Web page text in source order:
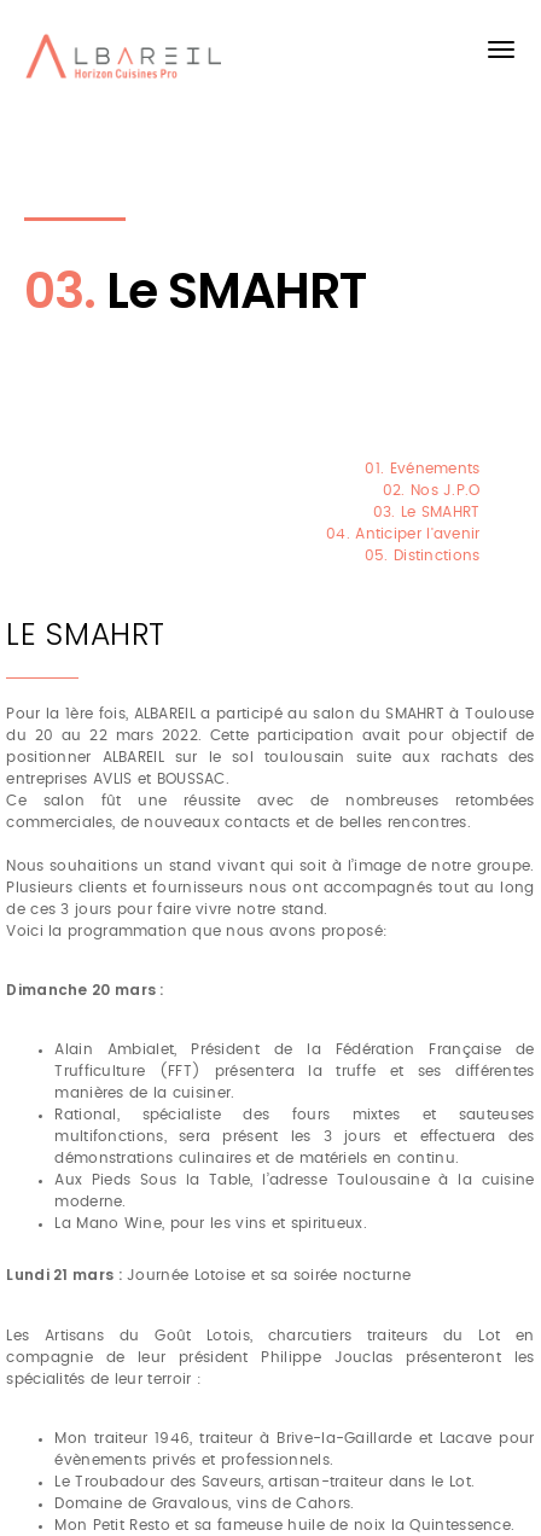
03. Le SMAHRT
01. Evénements
02. Nos J.P.O
03. Le SMAHRT
04. Anticiper l'avenir
05. Distinctions
LE SMAHRT
Pour la 1ère fois, ALBAREIL a participé au salon du SMAHRT à Toulouse
du 20 au 22 mars 2022. Cette participation avait pour objectif de
positionner ALBAREIL sur le sol toulousain suite aux rachats des
entreprises AVLIS et BOUSSAC.
Ce salon fût une réussite avec de nombreuses retombées
commerciales, de nouveaux contacts et de belles rencontres.
Nous souhaitions un stand vivant qui soit à l’image de notre groupe.
Plusieurs clients et fournisseurs nous ont accompagnés tout au long
de ces 3 jours pour faire vivre notre stand.
Voici la programmation que nous avons proposé:
Dimanche 20 mars :
Alain Ambialet, Président de la Fédération Française de
Trufficulture (FFT) présentera la truffe et ses différentes
manières de la cuisiner.
Rational, spécialiste des fours mixtes et sauteuses
multifonctions, sera présent les 3 jours et effectuera des
démonstrations culinaires et de matériels en continu.
Aux Pieds Sous la Table, l’adresse Toulousaine à la cuisine
moderne.
La Mano Wine, pour les vins et spiritueux.
Lundi 21 mars :Journée Lotoise et sa soirée nocturne
Les Artisans du Goût Lotois, charcutiers traiteurs du Lot en
compagnie de leur président Philippe Jouclas présenteront les
spécialités de leur terroir :
Mon traiteur 1946, traiteur à Brive-la-Gaillarde et Lacave pour
évènements privés et professionnels.
Le Troubadour des Saveurs, artisan-traiteur dans le Lot.
Domaine de Gravalous, vins de Cahors.
Mon Petit Resto et sa fameuse huile de noix la Quintessence.